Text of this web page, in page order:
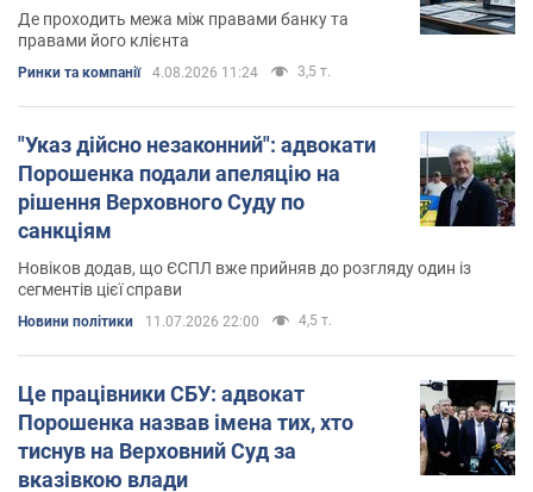
Де проходить межа між правами банку та
правами його клієнта
Ринки та компанії 4.08.2026 11:24 3,5 т.
"Указ дійсно незаконний": адвокати
Порошенка подали апеляцію на
рішення Верховного Суду по
санкціям
Новіков додав, що ЄСПЛ вже прийняв до розгляду один із
сегментів цієї справи
Новини політики 11.07.2026 22:00 4,5 т.
Це працівники СБУ: адвокат
Порошенка назвав імена тих, хто
тиснув на Верховний Суд за
вказівкою влади